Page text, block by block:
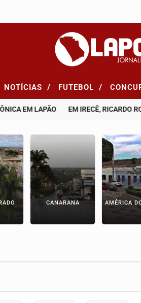
NOTÍCIAS / FUTEBOL /
EM LAPÃO EM IRECÊ, RICARDO
CANARANA AMÉRICA